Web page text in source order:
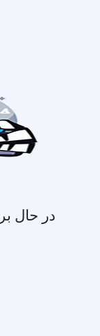
در حال